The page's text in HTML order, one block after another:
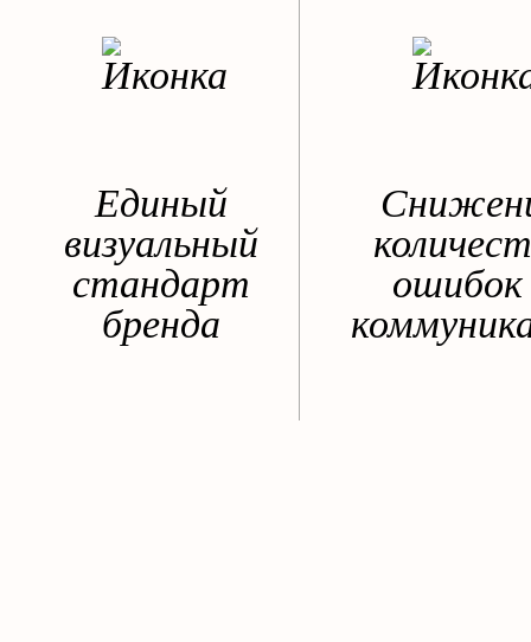
Единый
визуальный
стандарт
бренда
ошибок